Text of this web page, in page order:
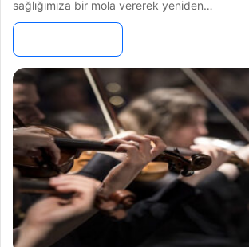
sağlığımıza bir mola vererek yeniden…